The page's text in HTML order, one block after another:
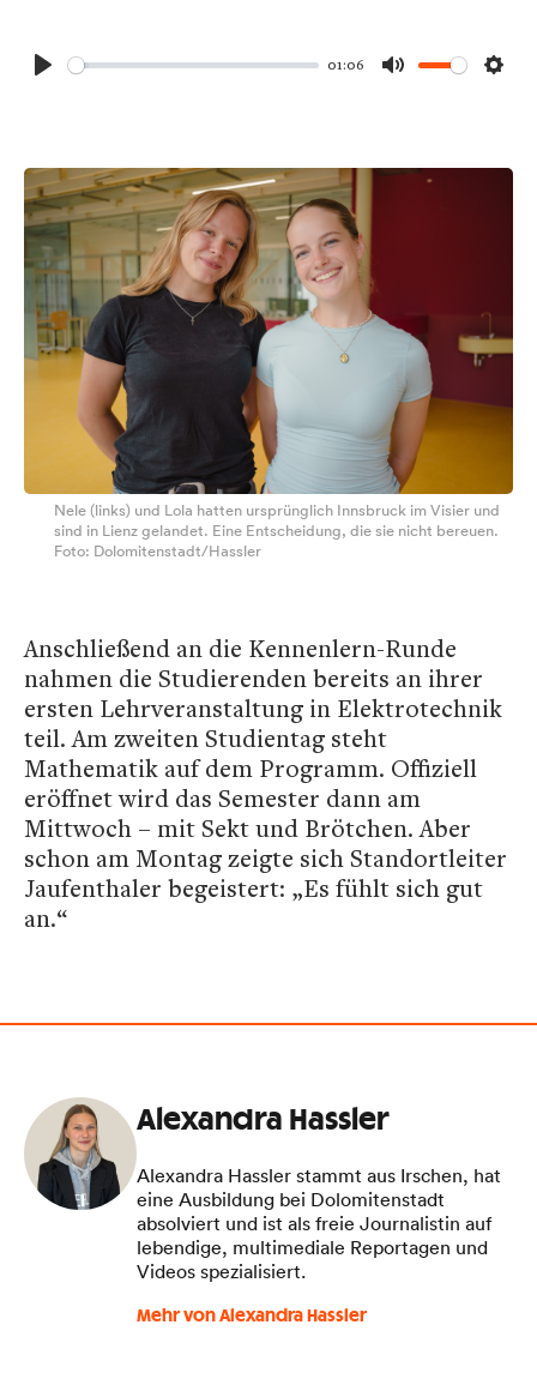
01:06
Nele (links) und Lola hatten ursprünglich Innsbruck im Visier und
sind in Lienz gelandet. Eine Entscheidung, die sie nicht bereuen.
Foto: Dolomitenstadt/Hassler
Anschließend an die Kennenlern-Runde
nahmen die Studierenden bereits an ihrer
ersten Lehrveranstaltung in Elektrotechnik
teil. Am zweiten Studientag steht
Mathematik auf dem Programm. Offiziell
eröffnet wird das Semester dann am
Mittwoch – mit Sekt und Brötchen. Aber
schon am Montag zeigte sich Standortleiter
Jaufenthaler begeistert: „Es fühlt sich gut
an.“
Alexandra Hassler
Alexandra Hassler stammt aus Irschen, hat
eine Ausbildung bei Dolomitenstadt
absolviert und ist als freie Journalistin auf
lebendige, multimediale Reportagen und
Videos spezialisiert.
Mehr von Alexandra Hassler